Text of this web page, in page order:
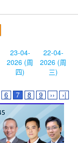
23-04-
2026 (周
四)
22-04-
2026 (周
三)
6 7 8 9 ›› ›|